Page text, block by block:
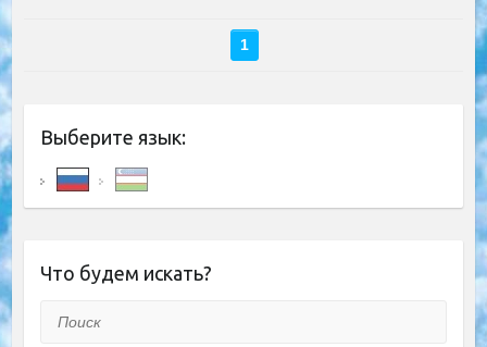
1
Выберите язык:
Что будем искать?
Поиск